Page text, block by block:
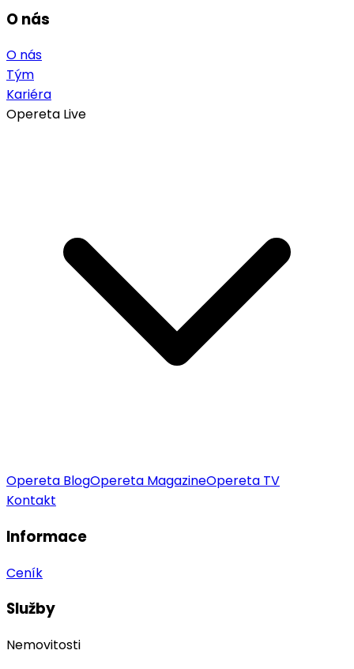
O nás
O nás
Tým
Kariéra
Opereta Live
Opereta BlogOpereta MagazineOpereta TV
Kontakt
Informace
Ceník
Služby
Nemovitosti